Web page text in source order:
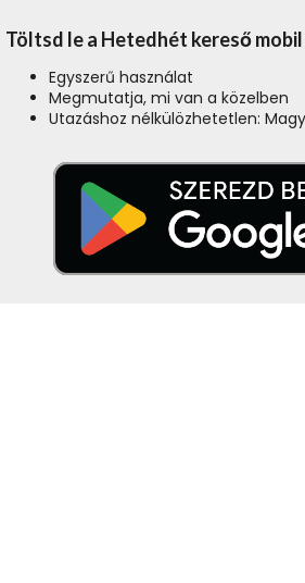
Töltsd le a Hetedhét kereső
Egyszerű használat
Megmutatja, mi van a közelben
Utazáshoz nélkülözhetetlen: